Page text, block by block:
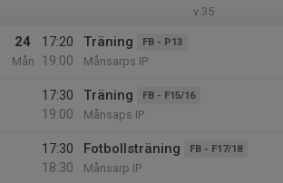
v.35
24
Mån
17:20
19:00
Träning FB - P13
Månsarps IP
17:30
19:00
Träning FB - F15/16
Månsaps IP
17:30
18:30
Fotbollsträning FB - F17/18
Månsarp IP